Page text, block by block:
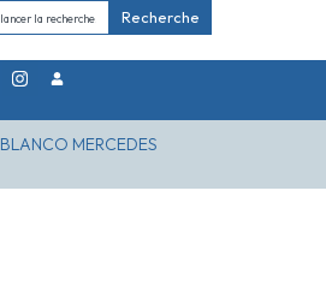
Recherche
BLANCO MERCEDES